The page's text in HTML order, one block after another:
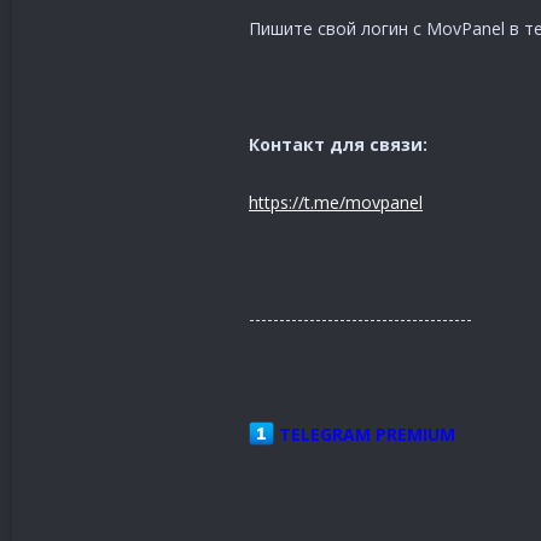
Пишите свой логин с MovPanel в
Контакт для связи:
https://t.me/movpanel
-------------------------------------
TELEGRAM PREMIUM